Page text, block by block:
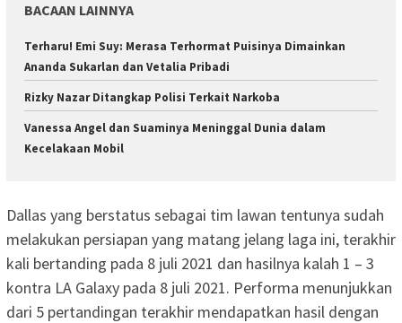
BACAAN LAINNYA
Terharu! Emi Suy: Merasa Terhormat Puisinya Dimainkan
Ananda Sukarlan dan Vetalia Pribadi
Rizky Nazar Ditangkap Polisi Terkait Narkoba
Vanessa Angel dan Suaminya Meninggal Dunia dalam
Kecelakaan Mobil
Dallas yang berstatus sebagai tim lawan tentunya sudah
melakukan persiapan yang matang jelang laga ini, terakhir
kali bertanding pada 8 juli 2021 dan hasilnya kalah 1 – 3
kontra LA Galaxy pada 8 juli 2021. Performa menunjukkan
dari 5 pertandingan terakhir mendapatkan hasil dengan